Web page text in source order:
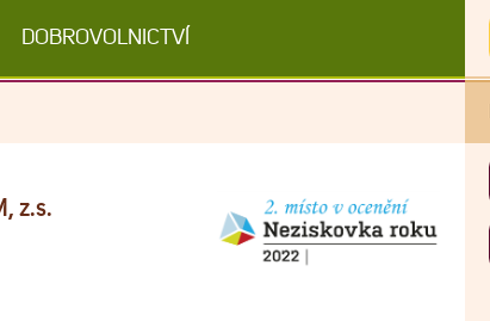
DOBROVOLNICTVÍ
z.s.